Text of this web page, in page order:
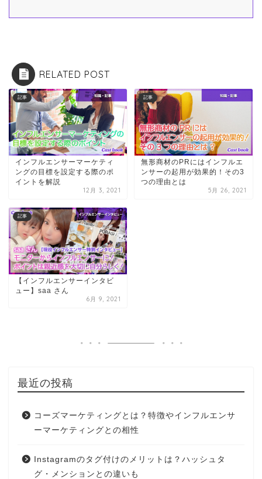
RELATED POST
記事
インフルエンサーマーケティ
ングの目標を設定する際のポ
イントを解説
12月 3, 2021
記事
無形商材のPRにはインフルエ
ンサーの起用が効果的！その3
つの理由とは
5月 26, 2021
記事
【インフルエンサーインタビ
ュー】saa さん
6月 9, 2021
最近の投稿
コーズマーケティングとは？特徴やインフルエンサ
ーマーケティングとの相性
Instagramのタグ付けのメリットは？ハッシュタ
グ・メンションとの違いも